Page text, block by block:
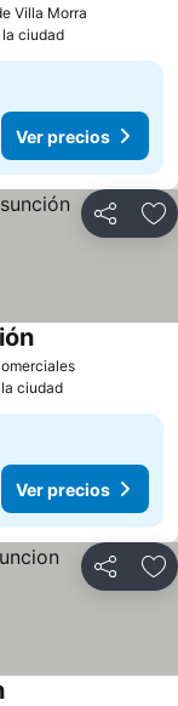
Villa Morra
la ciudad
Ver precios
Compartir
ciudad
Ver precios
Compartir